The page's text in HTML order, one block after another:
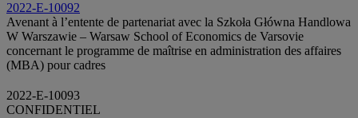
2022-E-10092
Avenant à l’entente de partenariat avec la Szkoła Główna Handlowa
W Warszawie – Warsaw School of Economics de Varsovie
concernant le programme de maîtrise en administration des affaires
(MBA) pour cadres
2022-E-10093
CONFIDENTIEL